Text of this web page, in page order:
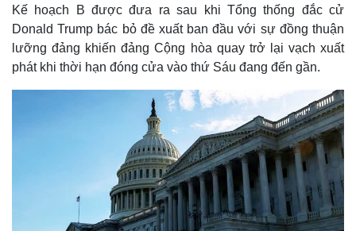
Kế hoạch B được đưa ra sau khi Tổng thống đắc cử
Donald Trump bác bỏ đề xuất ban đầu với sự đồng thuận
lưỡng đảng khiến đảng Cộng hòa quay trở lại vạch xuất
phát khi thời hạn đóng cửa vào thứ Sáu đang đến gần.